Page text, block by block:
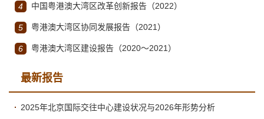
4 中国粤港澳大湾区改革创新报告（2022）
5 粤港澳大湾区协同发展报告（2021）
6 粤港澳大湾区建设报告（2020～2021）
最新报告
2025年北京国际交往中心建设状况与2026年形势分析